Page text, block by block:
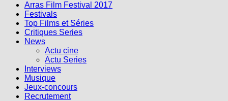
Arras Film Festival 2017
Festivals
Top Films et Séries
Critiques Series
News
Actu cine
Actu Series
Interviews
Musique
Jeux-concours
Recrutement